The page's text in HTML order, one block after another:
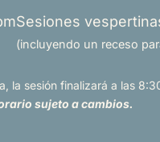
Sesiones
(incluyendo un receso
la sesión finalizará a las
sujeto a cambios.